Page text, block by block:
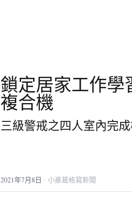
鎖定居家工作
複合機
三級警戒之四人室內完
2021年7月8日 · 小豪葛格寫新聞